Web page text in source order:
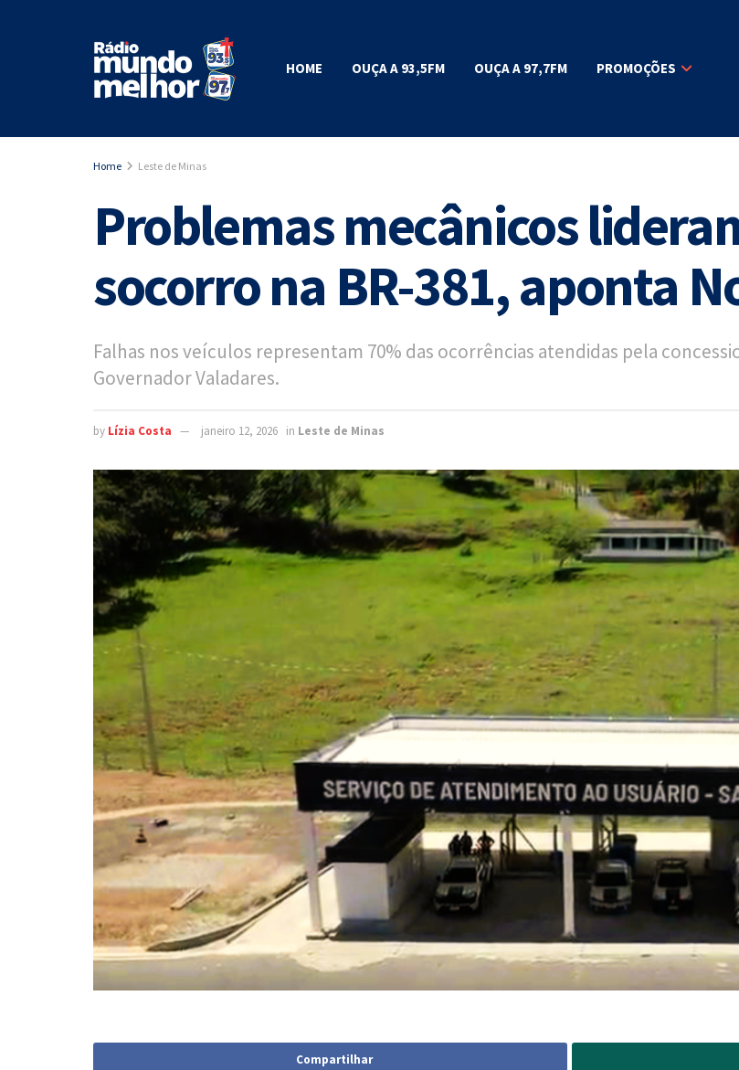
HOME OUÇA A 93,5FM OUÇA A 97,7FM PROMOÇÕES
Home Leste de Minas
Problemas mecânicos
socorro na BR-381, aponta
Falhas nos veículos representam 70% das ocorrências atendidas pela
Governador Valadares.
by Lízia Costa janeiro 12, 2026 in Leste de Minas
Compartilhar